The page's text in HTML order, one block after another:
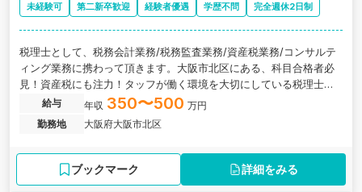
未経験可 第二新卒歓迎 経験者優遇 学歴不問 完全週休2日制
税理士として、税務会計業務/税務監査業務/資産税業務/コンサルテ
ィング業務に携わって頂きます。大阪市北区にある、科目合格者必
見！資産税にも注力！タッフが働く環境を大切にしている税理士事
務所の求人情報です。
給与 年収 350〜500 万円
勤務地
大阪府大阪市北区
ブックマーク 詳細をみる